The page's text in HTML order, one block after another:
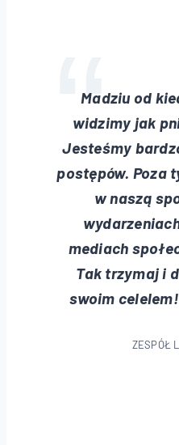
Madziu od
widzimy jak
Jesteśmy
postępów. Poza
w naszą
mediach
Tak trzymaj i
swoim
ZESPÓŁ